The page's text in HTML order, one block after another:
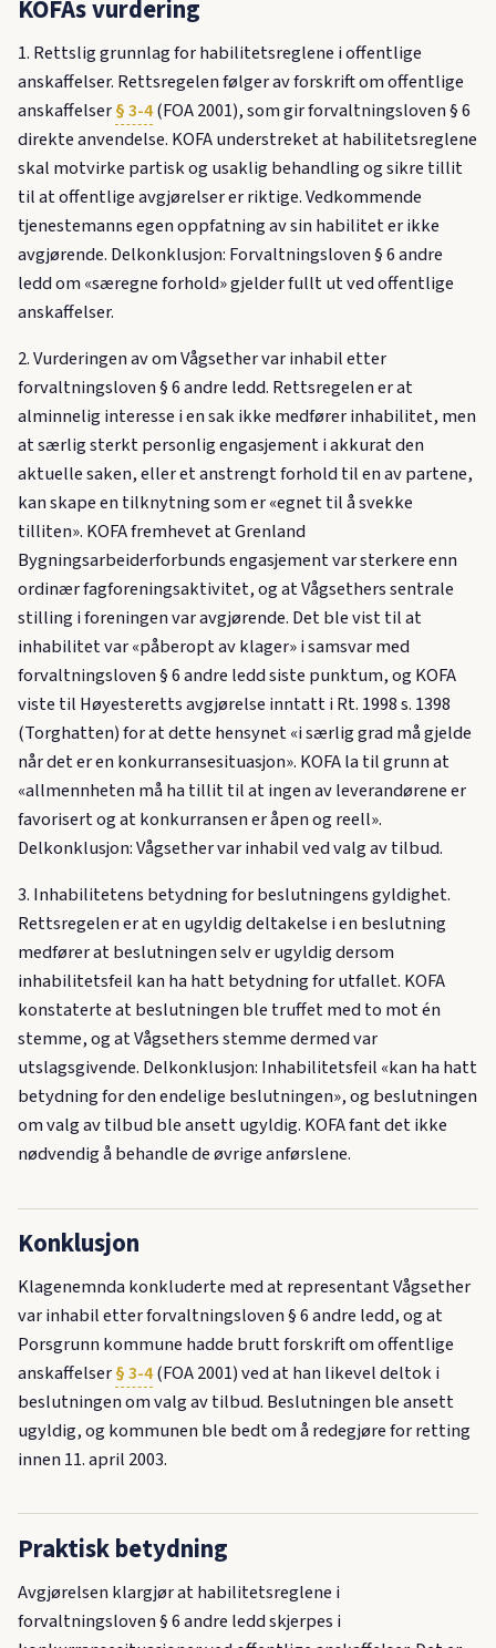
KOFAs vurdering
1. Rettslig grunnlag for habilitetsreglene i offentlige
anskaffelser. Rettsregelen følger av forskrift om offentlige
anskaffelser§ 3-4(FOA 2001), som gir forvaltningsloven § 6
direkte anvendelse. KOFA understreket at habilitetsreglene
skal motvirke partisk og usaklig behandling og sikre tillit
til at offentlige avgjørelser er riktige. Vedkommende
tjenestemanns egen oppfatning av sin habilitet er ikke
avgjørende. Delkonklusjon: Forvaltningsloven § 6 andre
ledd om «særegne forhold» gjelder fullt ut ved offentlige
anskaffelser.
2. Vurderingen av om Vågsether var inhabil etter
forvaltningsloven § 6 andre ledd. Rettsregelen er at
alminnelig interesse i en sak ikke medfører inhabilitet, men
at særlig sterkt personlig engasjement i akkurat den
aktuelle saken, eller et anstrengt forhold til en av partene,
kan skape en tilknytning som er «egnet til å svekke
tilliten». KOFA fremhevet at Grenland
Bygningsarbeiderforbunds engasjement var sterkere enn
ordinær fagforeningsaktivitet, og at Vågsethers sentrale
stilling i foreningen var avgjørende. Det ble vist til at
inhabilitet var «påberopt av klager» i samsvar med
forvaltningsloven § 6 andre ledd siste punktum, og KOFA
viste til Høyesteretts avgjørelse inntatt i Rt. 1998 s. 1398
(Torghatten) for at dette hensynet «i særlig grad må gjelde
når det er en konkurransesituasjon». KOFA la til grunn at
«allmennheten må ha tillit til at ingen av leverandørene er
favorisert og at konkurransen er åpen og reell».
Delkonklusjon: Vågsether var inhabil ved valg av tilbud.
3. Inhabilitetens betydning for beslutningens gyldighet.
Rettsregelen er at en ugyldig deltakelse i en beslutning
medfører at beslutningen selv er ugyldig dersom
inhabilitetsfeil kan ha hatt betydning for utfallet. KOFA
konstaterte at beslutningen ble truffet med to mot én
stemme, og at Vågsethers stemme dermed var
utslagsgivende. Delkonklusjon: Inhabilitetsfeil «kan ha hatt
betydning for den endelige beslutningen», og beslutningen
om valg av tilbud ble ansett ugyldig. KOFA fant det ikke
nødvendig å behandle de øvrige anførslene.
Konklusjon
Klagenemnda konkluderte med at representant Vågsether
var inhabil etter forvaltningsloven § 6 andre ledd, og at
Porsgrunn kommune hadde brutt forskrift om offentlige
anskaffelser§ 3-4(FOA 2001) ved at han likevel deltok i
beslutningen om valg av tilbud. Beslutningen ble ansett
ugyldig, og kommunen ble bedt om å redegjøre for retting
innen 11. april 2003.
Praktisk betydning
Avgjørelsen klargjør at habilitetsreglene i
forvaltningsloven § 6 andre ledd skjerpes i